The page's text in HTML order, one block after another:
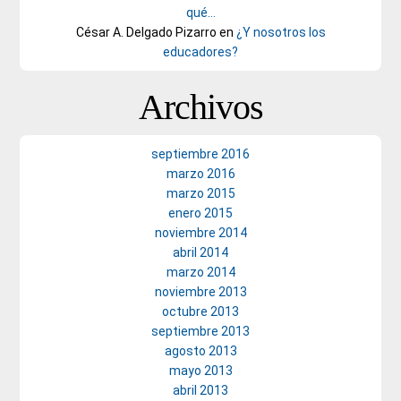
qué…
César A. Delgado Pizarro en ¿Y nosotros los
educadores?
Archivos
septiembre 2016
marzo 2016
marzo 2015
enero 2015
noviembre 2014
abril 2014
marzo 2014
noviembre 2013
octubre 2013
septiembre 2013
agosto 2013
mayo 2013
abril 2013